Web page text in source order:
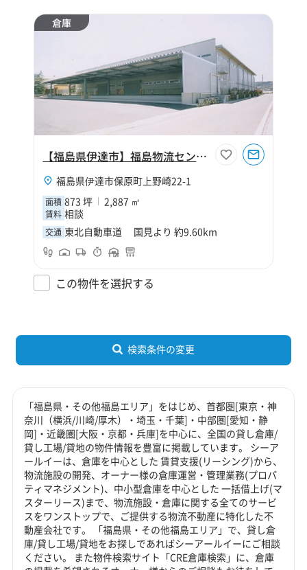
倉庫
【福島県伊達市】福島物流センターC棟
福島県伊達市保原町上野崎22-1
面積 873 坪 2,887 ㎡
賃料 相談
交通 東北自動車道 国見より 約9.60km
この物件を選択する
検索条件の変更
「福島県・その他福島エリア」をはじめ、首都圏[東京・神
奈川（横浜/川崎/厚木）・埼玉・千葉]・中部圏[愛知・静
岡]・近畿圏[大阪・京都・兵庫]を中心に、全国の貸し倉庫/
貸し工場/貸地の物件情報を豊富に掲載しています。 シーア
ールイーは、倉庫を中心とした 賃貸支援(リーシング)から、
物流施設の開発、オーナー様の倉庫運営・管理業務(プロパ
ティマネジメント)、中小型倉庫を中心とした 一括借上げ(マ
スターリース)まで、物流施設・倉庫に関する全てのサービ
スをワンストップで、ご提供する物流不動産に特化した不
動産会社です。 「福島県・その他福島エリア」で、貸し倉
庫/貸し工場/貸地をお探しであればシーアールイーにご相談
ください。 また物件検索サイト「CRE倉庫検索」に、倉庫